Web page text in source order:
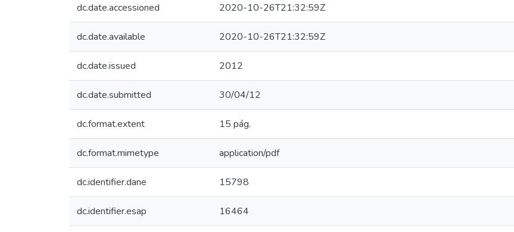
dc.date.accessioned 2020-10-26T21:32:59Z
dc.date.available 2020-10-26T21:32:59Z
dc.date.issued 2012
dc.date.submitted 30/04/12
dc.format.extent 15 pág.
dc.format.mimetype application/pdf
dc.identifier.dane 15798
dc.identifier.esap 16464